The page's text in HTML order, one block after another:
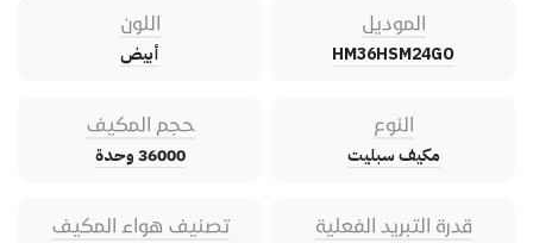
الموديل
HM36HSM24GO
اللون
أبيض
النوع
مكيف سبليت
حجم المكيف
36000 وحدة
قدرة التبريد الفعلية تصنيف هواء المكيف